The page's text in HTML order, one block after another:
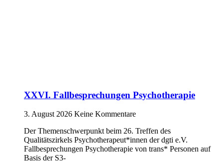
XXVI. Fallbesprechungen Psychotherapie
3. August 2026 Keine Kommentare
Der Themenschwerpunkt beim 26. Treffen des
Qualitätszirkels Psychotherapeut*innen der dgti e.V.
Fallbesprechungen Psychotherapie von trans* Personen auf
Basis der S3-